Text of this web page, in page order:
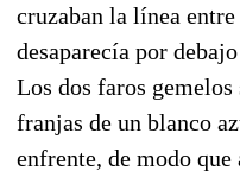
cruzaban la línea
desaparecía por
Los dos faros
franjas de un blanco
enfrente, de modo que